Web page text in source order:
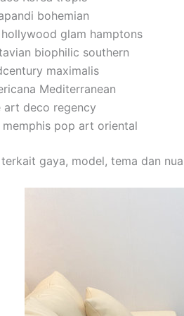
bohemian
glam hamptons
biophilic southern
maximalis
Mediterranean
art deco regency
memphis pop art oriental
gaya, model, tema dan